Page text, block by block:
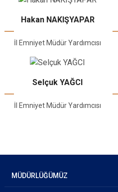
Hakan NAKIŞYAPAR
İl Emniyet Müdür Yardımcısı
Selçuk YAĞCI
İl Emniyet Müdür Yardımcısı
MÜDÜRLÜĞÜMÜZ